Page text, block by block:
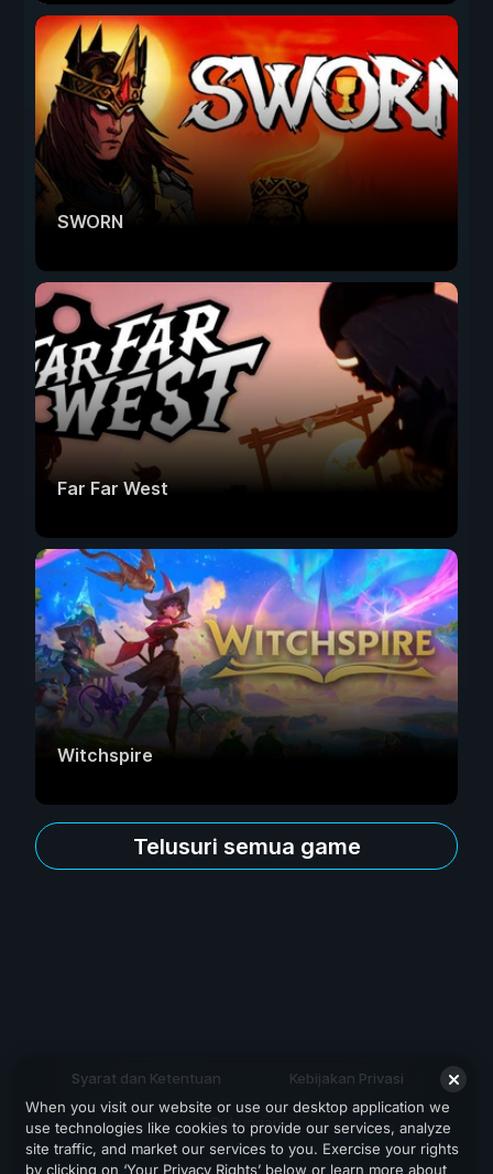
SWORN
Far Far West
Witchspire
Telusuri semua game
Syarat dan Ketentuan Kebijakan Privasi
Dukungan
When you visit our website or use our desktop application we
use technologies like cookies to provide our services, analyze
site traffic, and market our services to you. Exercise your rights
by clicking on ‘Your Privacy Rights’ below or learn more about